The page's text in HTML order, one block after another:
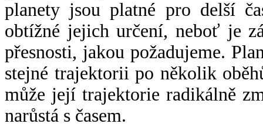
planety jsou platné pro delší
obtížné jejich určení, neboť je
přesnosti, jakou požadujeme.
stejné trajektorii po několik
může její trajektorie radikálně
narůstá s časem.